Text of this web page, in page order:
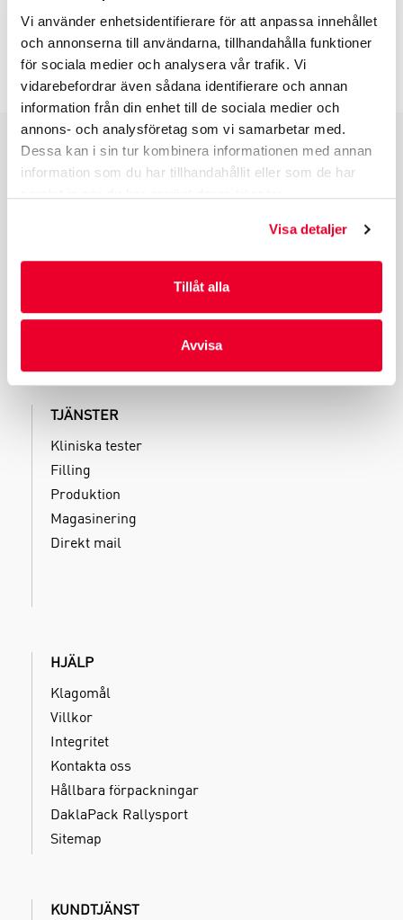
Vi använder enhetsidentifierare för att anpassa innehållet
och annonserna till användarna, tillhandahålla funktioner
för sociala medier och analysera vår trafik. Vi
vidarebefordrar även sådana identifierare och annan
information från din enhet till de sociala medier och
annons- och analysföretag som vi samarbetar med.
Dessa kan i sin tur kombinera informationen med annan
information som du har tillhandahållit eller som de har
Visa detaljer
Tillåt alla
Avvisa
INFO INNAN DU ORDERAR
PRODUKTGRUPPER
INDUSTRIFÖRPACKNINGAR
LÄKEMEDELSFÖRPACKNINGAR
TJÄNSTER
Kliniska tester
Filling
Produktion
Magasinering
Direkt mail
HJÄLP
Klagomål
Villkor
Integritet
Kontakta oss
Hållbara förpackningar
DaklaPack Rallysport
Sitemap
KUNDTJÄNST